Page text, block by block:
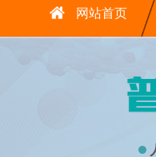
网站首页